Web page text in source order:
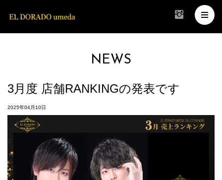
NEWS
3月度 店舗RANKINGの発表です
2025年04月10日